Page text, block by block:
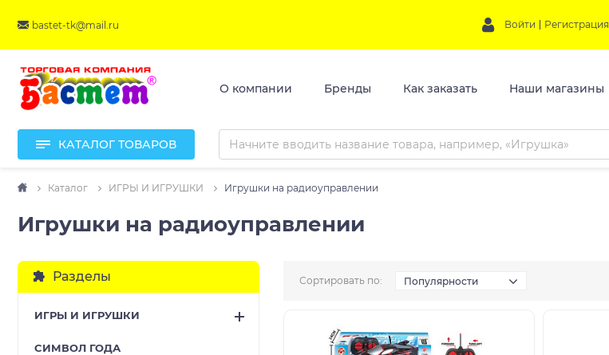
bastet-tk@mail.ru Войти Регистрация
О компании Бренды Как заказать Наши магазины
КАТАЛОГ ТОВАРОВ
Каталог ИГРЫ И ИГРУШКИ Игрушки на радиоуправлении
Игрушки на радиоуправлении
Разделы
ИГРЫ И ИГРУШКИ
CИМВОЛ ГОДА
Сортировать по: Популярности